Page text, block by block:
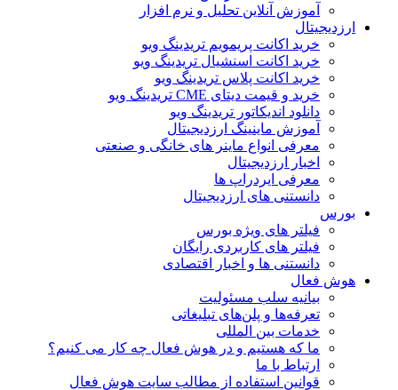
آموزش آنلاین تحلیل و نرم افزار
ارزدیجیتال
خرید اکانت پریمویم تریدینگ ویو
خرید اکانت اسنشیال تریدینگ ویو
خرید اکانت پلاس تریدینگ ویو
خرید و قیمت دیتای CME تریدینگ ویو
دانلود اندیکاتور تریدینگ ویو
آموزش ماینینگ ارزدیجیتال
معرفی انواع ماینر های خانگی و صنعتی
اخبار ارزدیجیتال
معرفی ایردراپ ها
دانستنی های ارزدیجیتال
بورس
فیلتر های ویژه بورس
فیلتر های کاربردی رایگان
دانستنی ها و اخبار اقتصادی
هوش فعال
بیانیه سلب مسئولیت
تعرفه‌ها و پلن‌های تبلیغاتی
خدمات بین المللی
ما که هستیم و در هوش فعال چه کار می کنیم؟
ارتباط با ما
قوانین استفاده از مطالب سایت هوش فعال